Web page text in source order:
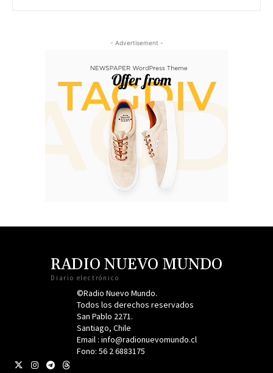
- Advertisement -
RADIO NUEVO MUNDO
Diario electrónico
©Radio Nuevo Mundo.
Todos los derechos reservados
San Pablo 2271.
Santiago, Chile
Email : info@radionuevomundo.cl
Fono: 56 2 6883175